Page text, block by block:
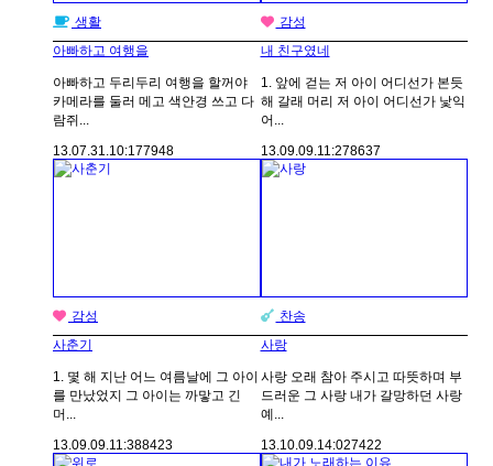
생활
아빠하고 여행을
아빠하고 두리두리 여행을 할꺼야
카메라를 둘러 메고 색안경 쓰고 다
람쥐...
13.07.31.10:177948
감성
내 친구였네
1. 앞에 걷는 저 아이 어디선가 본듯
해 갈래 머리 저 아이 어디선가 낯익
어...
13.09.09.11:278637
감성
사춘기
1. 몇 해 지난 어느 여름날에 그 아이
를 만났었지 그 아이는 까맣고 긴
머...
13.09.09. 11:388423
찬송
사랑
사랑 오래 참아 주시고 따뜻하며 부
드러운 그 사랑 내가 갈망하던 사랑
예...
13.10.09. 14:027422